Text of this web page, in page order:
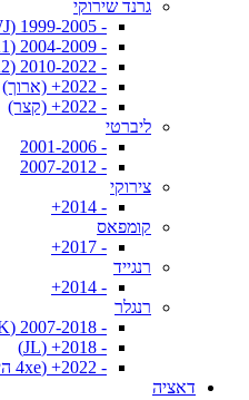
גרנד שירוקי
- 1999-2005 (WJ)
- 2004-2009 (WK1)
- 2010-2022 (WK2)
- 2022+ (ארוך)
- 2022+ (קצר)
ליברטי
- 2001-2006
- 2007-2012
צירוקי
- 2014+
קומפאס
- 2017+
רנגייד
- 2014+
רנגלר
- 2007-2018 (JK)
- 2018+ (JL)
- 2022+ (4xe הייבריד)
דאציה